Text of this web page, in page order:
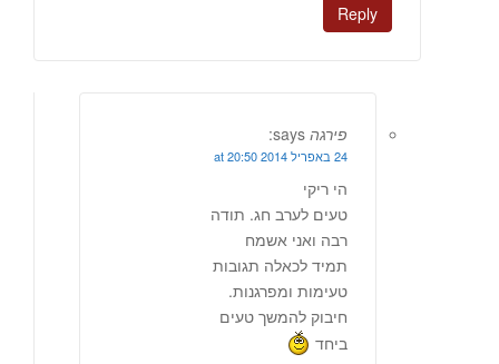
Reply
פירגה says:
24 באפריל 2014 at 20:50
הי ריקי
טעים לערב חג. תודה
רבה ואני אשמח
תמיד לכאלה תגובות
טעימות ומפרגנות.
חיבוק להמשך טעים
ביחד